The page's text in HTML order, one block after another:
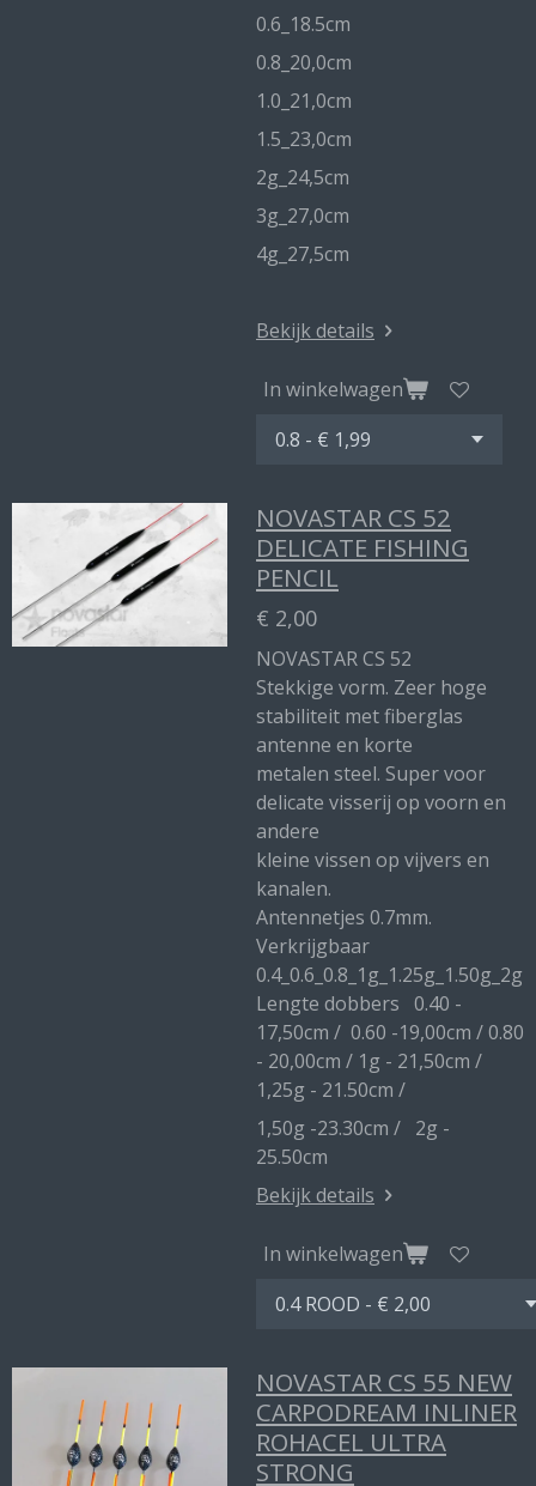
0.6_18.5cm
0.8_20,0cm
1.0_21,0cm
1.5_23,0cm
2g_24,5cm
3g_27,0cm
4g_27,5cm
Bekijk details
In winkelwagen
NOVASTAR CS 52
DELICATE FISHING
PENCIL
€ 2,00
NOVASTAR CS 52
Stekkige vorm. Zeer hoge
stabiliteit met fiberglas
antenne en korte
metalen steel. Super voor
delicate visserij op voorn en
andere
kleine vissen op vijvers en
kanalen.
Antennetjes 0.7mm.
Verkrijgbaar
0.4_0.6_0.8_1g_1.25g_1.50g_2g
Lengte dobbers 0.40 -
17,50cm / 0.60 -19,00cm / 0.80
- 20,00cm / 1g - 21,50cm /
1,25g - 21.50cm /
1,50g -23.30cm / 2g -
25.50cm
Bekijk details
In winkelwagen
NOVASTAR CS 55 NEW
CARPODREAM INLINER
ROHACEL ULTRA
STRONG